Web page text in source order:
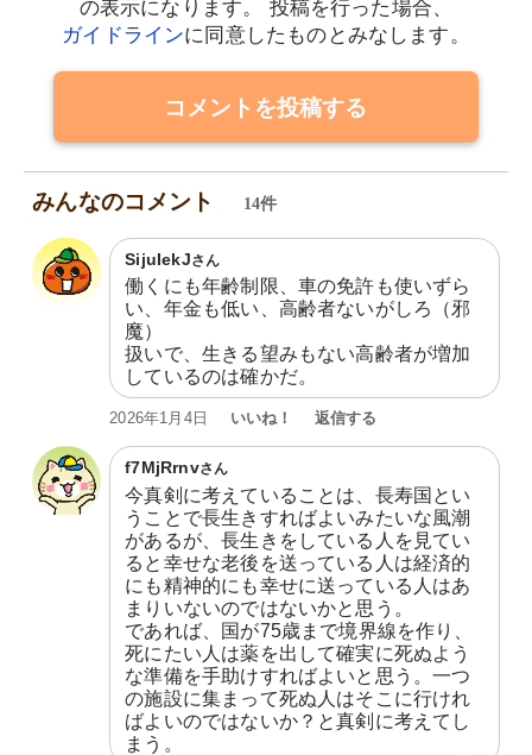
の表示になります。
投稿を行った場合、
ガイドラインに同意したものとみなします。
コメントを投稿する
みんなのコメント 14件
SijuIekJさん
働くにも年齢制限、車の免許も使いずら
い、年金も低い、高齢者ないがしろ（邪
魔）
扱いで、生きる望みもない高齢者が増加
しているのは確かだ。
2026年1月4日 いいね！ 返信する
f7MjRrnvさん
今真剣に考えていることは、長寿国とい
うことで長生きすればよいみたいな風潮
があるが、長生きをしている人を見てい
ると幸せな老後を送っている人は経済的
にも精神的にも幸せに送っている人はあ
まりいないのではないかと思う。
であれば、国が75歳まで境界線を作り、
死にたい人は薬を出して確実に死ぬよう
な準備を手助けすればよいと思う。一つ
の施設に集まって死ぬ人はそこに行けれ
ばよいのではないか？と真剣に考えてし
まう。